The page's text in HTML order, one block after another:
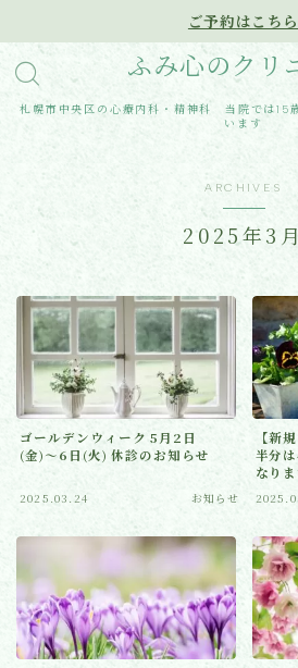
ご予約はこちら
ふみ心のクリ
札幌市中央区の心療内科・精神科 当院では15
います
MENU
Home
クリニック紹介
診療内容
医師紹介
はじめての方へ
よくあるご質問
お知らせ(ブログ)
ARCHIVES
2025年3月
ゴールデンウィーク 5月2日
(金)〜6日(火) 休診のお知らせ
2025.03.24 お知らせ
【新
半分
なり